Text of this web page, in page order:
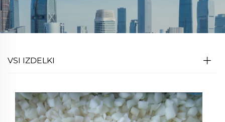
VSI IZDELKI